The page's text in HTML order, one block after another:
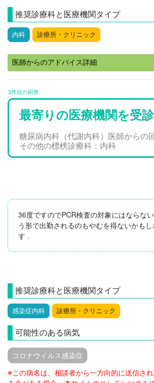
推奨診療科と医療機関タイプ
内科 診療所・クリニック
医師からのアドバイス詳細
3件目の回答
最寄りの医療機関を受
糖尿病内科（代謝内科）医師からの
その他の標榜診療科：内科
36度ですのでPCR検査の対象にはならな
う形で出勤されるのもやむを得ないかも
す．
推奨診療科と医療機関タイプ
感染症内科 診療所・クリニック
可能性のある病気
コロナウイルス感染症
※この病名は、相談者から一方向的に送信さ